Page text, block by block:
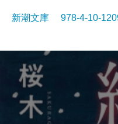
新潮文庫 978-4-10-